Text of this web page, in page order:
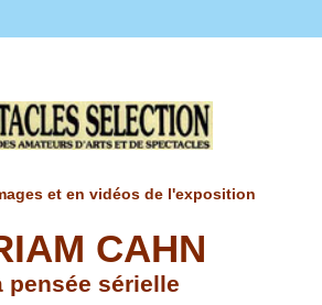
et en vidéos de l'exposition
CAHN
pensée sérielle